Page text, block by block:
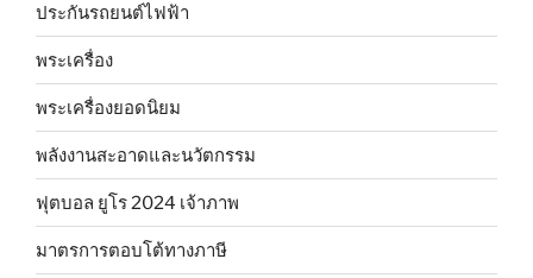
ประกันรถยนต์ไฟฟ้า
พระเครื่อง
พระเครื่องยอดนิยม
พลังงานสะอาดและนวัตกรรม
ฟุตบอล ยูโร 2024 เจ้าภาพ
มาตรการตอบโต้ทางภาษี